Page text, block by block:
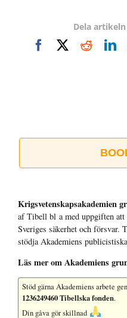
Dela
FacebookReddit
Krigsvetenskap­sakademien
af Tibell bl a med uppgiften att
Sveriges säkerhet och försvar.
stödja Akademiens
Läs mer om Akademiens
Stöd gärna Akademiens arbete
1236249460 Tibellska fonden.
Din gåva gör skillnad